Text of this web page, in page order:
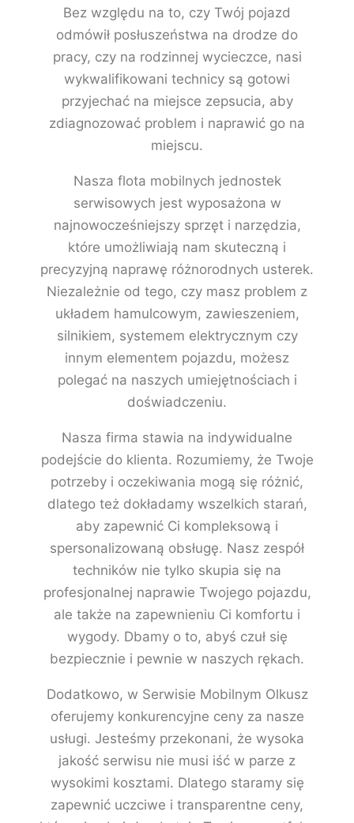
Bez względu na to, czy Twój pojazd
odmówił posłuszeństwa na drodze do
pracy, czy na rodzinnej wycieczce, nasi
wykwalifikowani technicy są gotowi
przyjechać na miejsce zepsucia, aby
zdiagnozować problem i naprawić go na
miejscu.
Nasza flota mobilnych jednostek
serwisowych jest wyposażona w
najnowocześniejszy sprzęt i narzędzia,
które umożliwiają nam skuteczną i
precyzyjną naprawę różnorodnych usterek.
Niezależnie od tego, czy masz problem z
układem hamulcowym, zawieszeniem,
silnikiem, systemem elektrycznym czy
innym elementem pojazdu, możesz
polegać na naszych umiejętnościach i
doświadczeniu.
Nasza firma stawia na indywidualne
podejście do klienta. Rozumiemy, że Twoje
potrzeby i oczekiwania mogą się różnić,
dlatego też dokładamy wszelkich starań,
aby zapewnić Ci kompleksową i
spersonalizowaną obsługę. Nasz zespół
techników nie tylko skupia się na
profesjonalnej naprawie Twojego pojazdu,
ale także na zapewnieniu Ci komfortu i
wygody. Dbamy o to, abyś czuł się
bezpiecznie i pewnie w naszych rękach.
Dodatkowo, w Serwisie Mobilnym Olkusz
oferujemy konkurencyjne ceny za nasze
usługi. Jesteśmy przekonani, że wysoka
jakość serwisu nie musi iść w parze z
wysokimi kosztami. Dlatego staramy się
zapewnić uczciwe i transparentne ceny,